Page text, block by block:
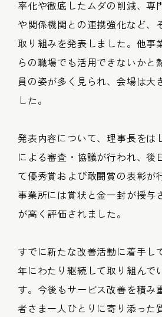
率化や徹底したムダの削減、専
や関係機関との連携強化など、
取り組みを発表しました。他事
らの職場でも活用できないかと
員の姿が多く見られ、会場は大
した。
発表内容について、理事長をは
による審査・協議が行われ、後
て優秀賞および敢闘賞の表彰が
事業所には賞状と金一封が授与
が高く評価されました。
すでに新たな改善活動に着手し
年にわたり継続して取り組んで
す。今後もサービス改善を積み
者さま一人ひとりに寄り添った